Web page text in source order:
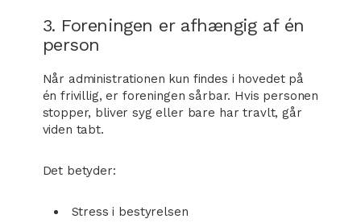
3. Foreningen er afhængig af én
person
Når administrationen kun findes i hovedet på
én frivillig, er foreningen sårbar. Hvis personen
stopper, bliver syg eller bare har travlt, går
viden tabt.
Det betyder:
Stress i bestyrelsen